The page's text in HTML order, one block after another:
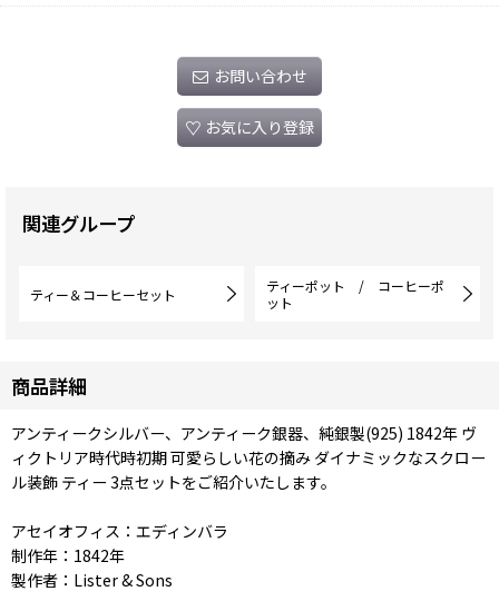
お問い合わせ
お気に入り登録
関連グループ
ティー＆コーヒーセット
ティーポット / コーヒーポ
ット
商品詳細
アンティークシルバー、アンティーク銀器、純銀製(925) 1842年 ヴ
ィクトリア時代時初期 可愛らしい花の摘み ダイナミックなスクロー
ル装飾 ティー 3点セットをご紹介いたします。
アセイオフィス：エディンバラ
制作年：1842年
製作者：Lister & Sons